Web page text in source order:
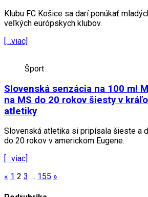
Klubu FC Košice sa darí ponúkať
veľkých európskych klubov.
[…viac]
Šport
Slovenská senzácia na 100 m!
na MS do 20 rokov šiesty v
atletiky
Slovenská atletika si pripísala šieste a
do 20 rokov v americkom Eugene.
[…viac]
Posts
pagination
« 1 2 3 … 155 »